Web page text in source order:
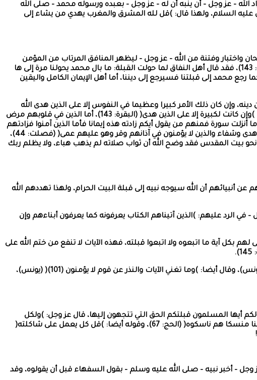
وإن لله أن يخصص منها ما شاء فيجعله قبلة لمن يشاء: )قل لله المشرق والمغرب( (البقرة: 142)، كما أراد الله – عز وجل – أن ينبه أن له – عز وجل – بعبده ورسوله محمد – صلى الله
عليه السلام، ولهذا قال: )قل لله المشرق والمغرب يهدي من يشاء إلى
واختبار وفتنة من الله – عز وجل – ليظهر المنافق المرتاب من المؤمن
الموقن، كما قال الله سبحانه وتعالى: )وما جعلنا القبلة التي كنت عليها إلا لنعلم من يتبع الرسول ممن ينقلب على عقبيه( (البقرة: 143)، فقد قال أهل النفاق لما حولت القبلة: ما بال محمد يحولنا مرة إلى ها
محمد إلى قبلتنا فسيرجع إلى ديننا، أما أهل الإيمان الكامل واليقين
وإن كان ذلك الأمر كبيرا وعظيما في النفوس إلا على الذين هدى الله
قلوبهم وأيقنوا بتصديق الرسول، وأن كل ما جاء به فهو الحق الذي لا مرية فيه، وأن الله يفعل ما يشاء ويحكم ما يريد، قال عز وجل: )وإن كانت لكبيرة إلا على الذين هدى( (البقرة: 143)، أما الذين في قلوبهم مرض
سورة فمنهم من يقول أيكم زادته هذه إيمانا فأما الذين آمنوا فزادتهم
إيمانا وهم يستبشرون (124) وأما الذين في قلوبهم مرض فزادتهم رجسا إلى رجسهم( (التوبة)، وقال عز وجل: )قل هو للذين آمنوا هدى وشفاء والذين لا يؤمنون في آذانهم وقر وهو عليهم عمى( (فصلت: 44)،
الظالمين إلا خسارا (82)( (الإسراء)، وأما من مات وقد صلى نحو بيت المقدس فقد وضح الله أن ثواب صلاته لم يذهب هباء، ولا يظلم ربك
أن الله سيوجه نبيه إلى قبلة البيت الحرام، ولهذا تهددهم الله
الرد عليهم: )الذين آتيناهم الكتاب يعرفونه كما يعرفون أبناءهم وإن
بكل آية ما اتبعوه ولا اتبعوا قبلته، فهذه الآيات لا تنفع من ختم الله على
وهذا كما قال – عز وجل – أيضا: )إن الذين حقت عليهم كلمت ربك لا يؤمنون (96) ولو جاءتهم كل آية حتى يروا العذاب الأليم (97)( (يونس)، وقال أيضا: )وما تغني الآيات والنذر عن قوم لا يؤمنون (101)( (يونس)،
أيها المسلمون قبلتكم الحق التي تتجهون إليها، قال عز وجل: )ولكل
وجهة هو موليها( (البقرة: ١٤٨)، وهذا كقوله عز وجل: )لكل جعلنا منكم شرعة ومنهاجا( (المائدة: 48)، وقوله عز وجل: )لكل أمة جعلنا منسكا هم ناسكوه( (الحج: 67)، وقوله أيضا: )قل كل يعمل على شاكلته(
– أخبر نبيه – صلى الله عليه وسلم – بقول السفهاء قبل أن يقولوه، وقد